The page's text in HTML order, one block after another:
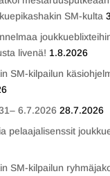
SM-kulta
livenä! 1.8.2026
SM-kilpailun
6.7.2026 28.7.2026
pelaajalisenssit
SM-kilpailun